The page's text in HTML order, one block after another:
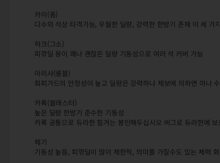
카이(총)
다수의 석상 타격가능, 우월한 딜량, 강력한 한방기 존재 이 세
허크(그소)
피깎딜 용이 꽤나 괜찮은 딜량 기동성으로 여러 석 커버 가능
아리샤(롱블)
회피가드의 안정성이 높고 딜량은 강력하나 제보에 의하면 마나
카록(블래스터)
높은 딜량 한방기 준수한 기동성
카록 공통으로 듀라한 힘겨는 봉인해두십시오 버그로 듀라한에
헤기
기동성 높음, 피깎딜이 많이 제한적, 의미를 가질수도 있는 체력